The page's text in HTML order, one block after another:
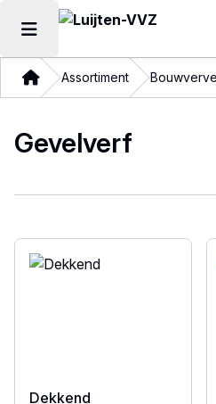
Hoofdmenu openen
ThuisAssortiment
Gevelverf
Dekkend